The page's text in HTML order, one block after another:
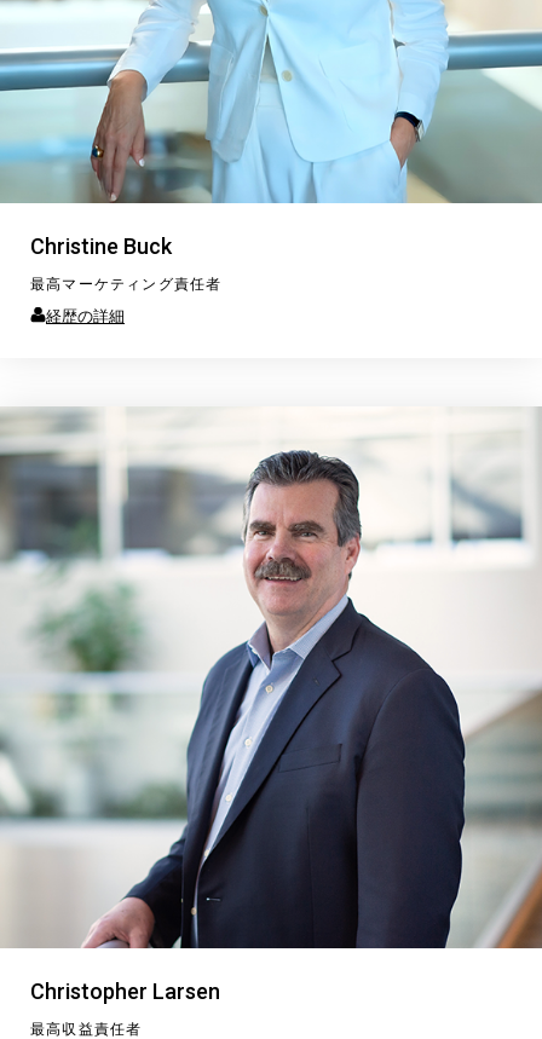
Christine Buck
最高マーケティング責任者
経歴の詳細
Christopher Larsen
最高収益責任者